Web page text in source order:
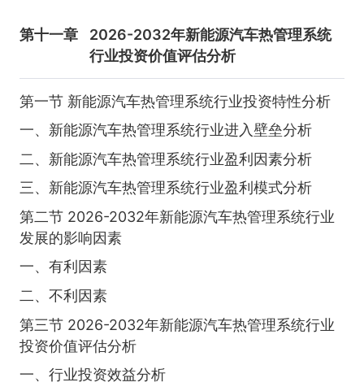
第十一章
2026-2032年新能源汽车热管理系统
行业投资价值评估分析
第一节 新能源汽车热管理系统行业投资特性分析
一、新能源汽车热管理系统行业进入壁垒分析
二、新能源汽车热管理系统行业盈利因素分析
三、新能源汽车热管理系统行业盈利模式分析
第二节 2026-2032年新能源汽车热管理系统行业
发展的影响因素
一、有利因素
二、不利因素
第三节 2026-2032年新能源汽车热管理系统行业
投资价值评估分析
一、行业投资效益分析